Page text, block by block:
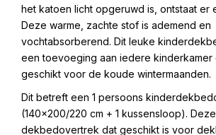
het katoen licht opgeruwd is, ontstaat er
Deze warme, zachte stof is ademend en
vochtabsorberend. Dit leuke
een toevoeging aan iedere kinderkamer
geschikt voor de koude wintermaanden.
Dit betreft een 1 persoons
(140×200/220 cm + 1 kussensloop).
dekbedovertrek dat geschikt is voor